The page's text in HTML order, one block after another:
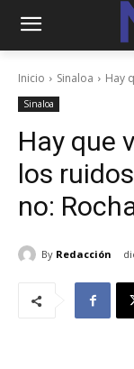
Inicio Sinaloa Hay
Sinaloa
Hay que
los
no:
By Redacción